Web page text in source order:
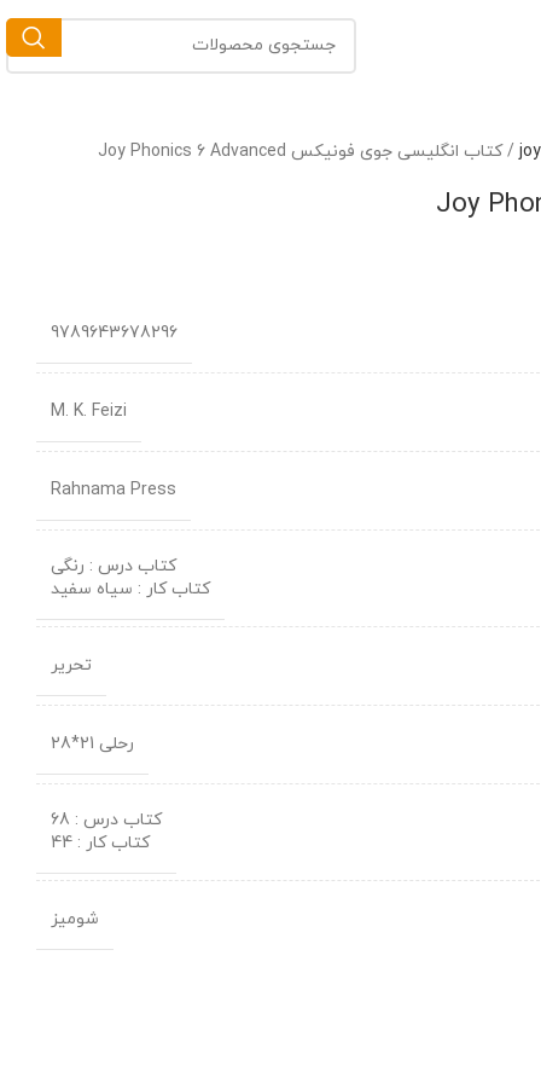
/کتاب انگلیسی جوی فونیکس Joy Phonics 6 Advanced
9789643678296
M. K. Feizi
Rahnama Press
کتاب درس : رنگی
کتاب کار : سیاه سفید
تحریر
رحلی 21*28
کتاب درس : 68
کتاب کار : 44
شومیز